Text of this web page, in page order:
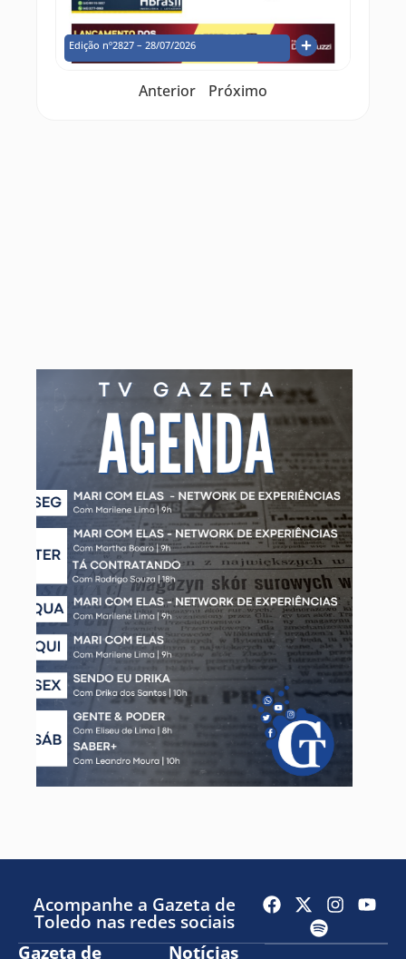
Edição nº2827 – 28/07/2026
Anterior Próximo
Acompanhe a Gazeta de
Toledo nas redes sociais
Gazeta de
Notícias